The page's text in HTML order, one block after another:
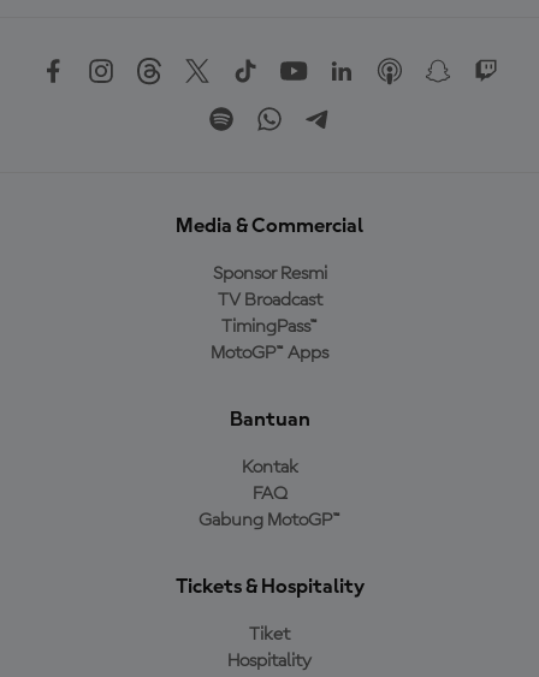
Media & Commercial
Sponsor Resmi
TV Broadcast
TimingPass™
MotoGP™ Apps
Bantuan
Kontak
FAQ
Gabung MotoGP™
Tickets & Hospitality
Tiket
Hospitality